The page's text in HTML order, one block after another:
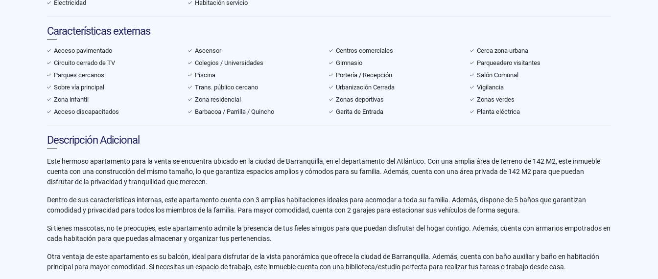
Electricidad
Habitación servicio
Características externas
Acceso pavimentado Ascensor Centros comerciales
Cerca zona urbana
Circuito cerrado de TV
Colegios / Universidades Gimnasio
Parqueadero visitantes
Parques cercanos
Piscina Portería / Recepción
Salón Comunal
Sobre vía principal
Trans. público cercano Urbanización Cerrada
Vigilancia
Zona infantil
Zona residencial Zonas deportivas
Zonas verdes
Acceso discapacitados
Barbacoa / Parrilla / Quincho Garita de Entrada Planta eléctrica
Descripción Adicional
Este hermoso apartamento para la venta se encuentra ubicado en la ciudad de Barranquilla, en el departamento del Atlántico. Con una amplia área de terreno de 142 M2, este inmueble
cuenta con una construcción del mismo tamaño, lo que garantiza espacios amplios y cómodos para su familia. Además, cuenta con una área privada de 142 M2 para que puedan
disfrutar de la privacidad y tranquilidad que merecen.
Dentro de sus características internas, este apartamento cuenta con 3 amplias habitaciones ideales para acomodar a toda su familia. Además, dispone de 5 baños que garantizan
comodidad y privacidad para todos los miembros de la familia. Para mayor comodidad, cuenta con 2 garajes para estacionar sus vehículos de forma segura.
Si tienes mascotas, no te preocupes, este apartamento admite la presencia de tus fieles amigos para que puedan disfrutar del hogar contigo. Además, cuenta con armarios empotrados en
cada habitación para que puedas almacenar y organizar tus pertenencias.
Otra ventaja de este apartamento es su balcón, ideal para disfrutar de la vista panorámica que ofrece la ciudad de Barranquilla. Además, cuenta con baño auxiliar y baño en habitación
principal para mayor comodidad. Si necesitas un espacio de trabajo, este inmueble cuenta con una biblioteca/estudio perfecta para realizar tus tareas o trabajo desde casa.